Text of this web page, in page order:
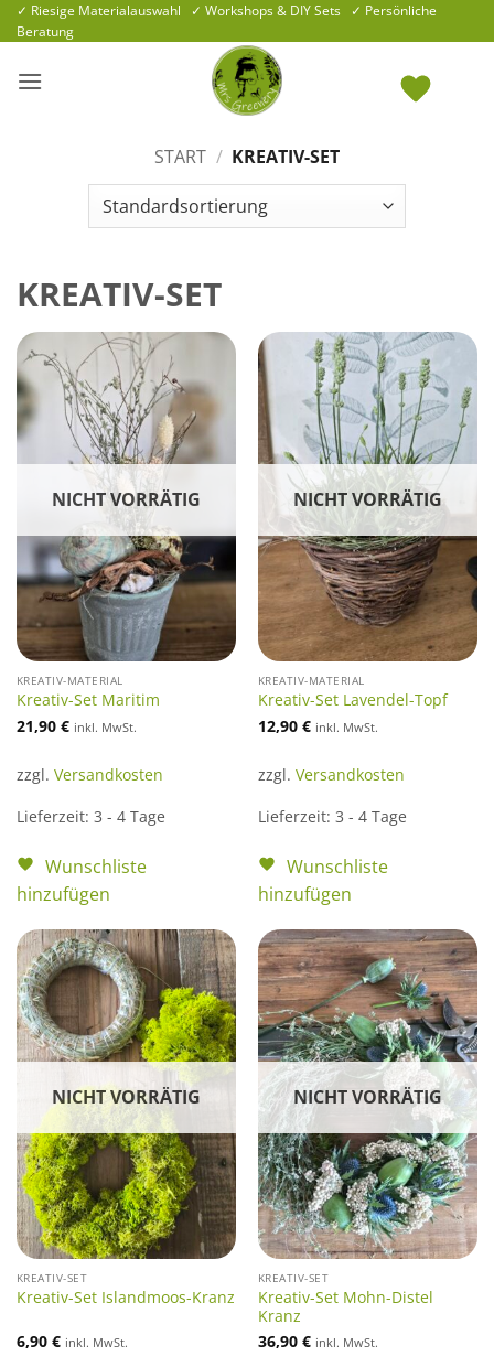
Zum
Inhalt
✓ Riesige Materialauswahl ✓ Workshops & DIY Sets ✓ Persönliche
Beratung
START / KREATIV-SET
KREATIV-SET
NICHT VORRÄTIG
KREATIV-MATERIAL
Kreativ-Set Maritim
21,90 € inkl. MwSt.
zzgl. Versandkosten
Lieferzeit: 3 - 4 Tage
Wunschliste
hinzufügen
NICHT VORRÄTIG
KREATIV-MATERIAL
Kreativ-Set Lavendel-Topf
12,90 € inkl. MwSt.
zzgl. Versandkosten
Lieferzeit: 3 - 4 Tage
Wunschliste
hinzufügen
NICHT VORRÄTIG
KREATIV-SET
Kreativ-Set Islandmoos-Kranz
6,90 € inkl. MwSt.
NICHT VORRÄTIG
KREATIV-SET
Kreativ-Set Mohn-Distel
Kranz
36,90 € inkl. MwSt.